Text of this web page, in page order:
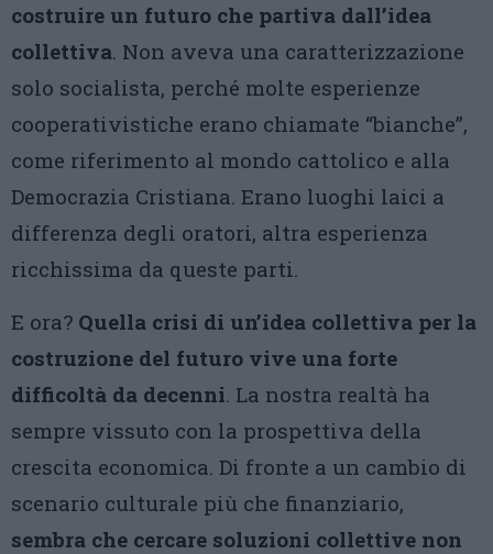
costruire un futuro che partiva dall’idea
collettiva. Non aveva una caratterizzazione
solo socialista, perché molte esperienze
cooperativistiche erano chiamate “bianche”,
come riferimento al mondo cattolico e alla
Democrazia Cristiana. Erano luoghi laici a
differenza degli oratori, altra esperienza
ricchissima da queste parti.
E ora? Quella crisi di un’idea collettiva per la
costruzione del futuro vive una forte
difficoltà da decenni. La nostra realtà ha
sempre vissuto con la prospettiva della
crescita economica. Di fronte a un cambio di
scenario culturale più che finanziario,
sembra che cercare soluzioni collettive non